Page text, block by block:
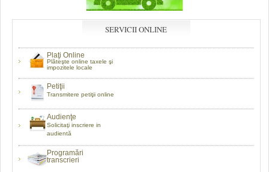
SERVICII ONLINE
Plaţi Online
Plăteşte online taxele şi
impozitele locale
Petiţii
Transmitere petiţii online
Audienţe
Solicitaţi inscriere in
audientă
Programări
transcrieri